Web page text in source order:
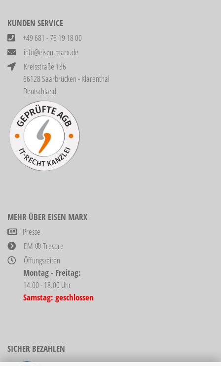
KUNDEN SERVICE
+49 681 - 76 19 18 00
info@eisen-marx.de
Kreisstraße 136
66128 Saarbrücken - Klarenthal
Deutschland
MEHR ÜBER EISEN MARX
Presse
EM ® Tresore
Öffungszeiten
Montag - Freitag:
14.00 - 18.00 Uhr
Samstag: geschlossen
SICHER BEZAHLEN